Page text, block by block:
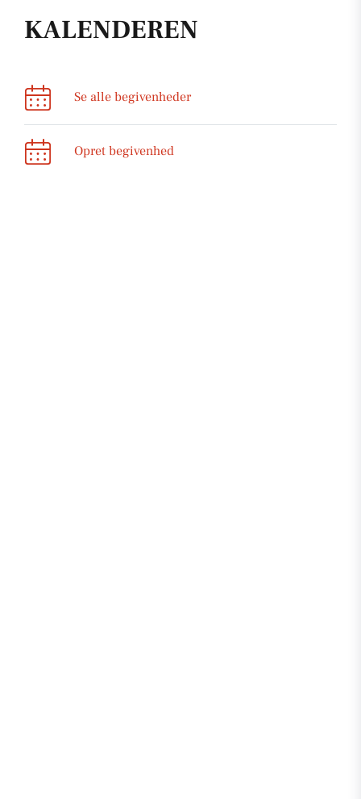
KALENDEREN
Se alle begivenheder
Opret begivenhed